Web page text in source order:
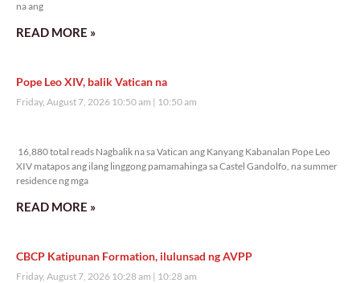
na ang
READ MORE »
Pope Leo XIV, balik Vatican na
Friday, August 7, 2026 10:50 am 10:50 am
16,880 total reads Nagbalik na sa Vatican ang Kanyang Kabanalan Pope Leo
XIV matapos ang ilang linggong pamamahinga sa Castel Gandolfo, na summer
residence ng mga
READ MORE »
CBCP Katipunan Formation, ilulunsad ng AVPP
Friday, August 7, 2026 10:28 am 10:28 am